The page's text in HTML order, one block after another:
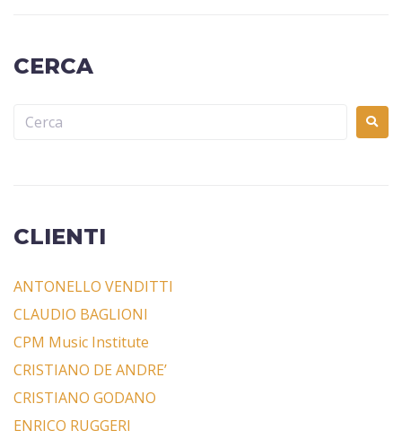
CERCA
CLIENTI
ANTONELLO VENDITTI
CLAUDIO BAGLIONI
CPM Music Institute
CRISTIANO DE ANDRE’
CRISTIANO GODANO
ENRICO RUGGERI